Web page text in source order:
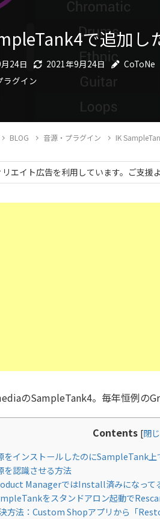
で追加し
24日 2021年9月24日
CoToNe
ラグイン
BLOG 音源・プラグイン IK
リエイト広告を利用しています。ご支援
のSampleTank4。毎年恒例の
Contents [閉
をインストールしたのにSampleTank上
を認識させる方法
ManagerではInstall済みになって
をスタンドアロン起動で
方法：Custom Shopアプリから「